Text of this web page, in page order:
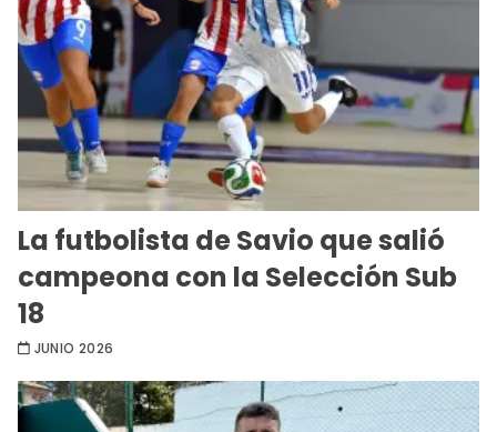
La futbolista de Savio que salió
campeona con la Selección Sub
18
JUNIO 2026